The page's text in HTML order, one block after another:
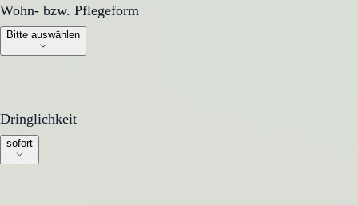
Wohn- bzw. Pflegeform
Wohn- bzw. Pflegeform
Bitte auswählen
Dringlichkeit
Dringlichkeit
sofort